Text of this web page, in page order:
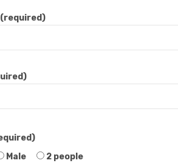
(required)
Male 2 people